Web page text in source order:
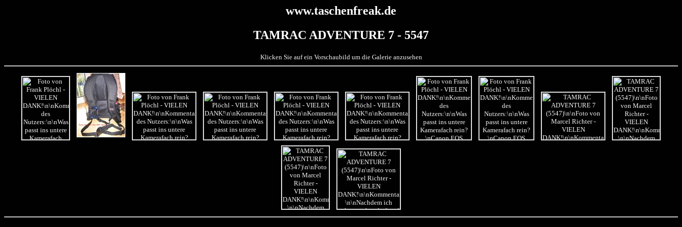
www.taschenfreak.de
TAMRAC ADVENTURE 7 - 5547
Klicken Sie auf ein Vorschaubild um die Galerie anzusehen